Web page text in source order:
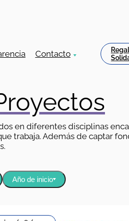
Contacto
en diferentes disciplinas
trabaja. Además de captar
Año de inicio